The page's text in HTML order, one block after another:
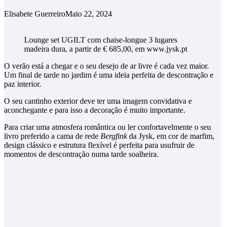
Elisabete GuerreiroMaio 22, 2024
Lounge set UGILT com chaise-longue 3 lugares
madeira dura, a partir de € 685,00, em www.jysk.pt
O verão está a chegar e o seu desejo de ar livre é cada vez maior.
Um final de tarde no jardim é uma ideia perfeita de descontração e
paz interior.
O seu cantinho exterior deve ter uma imagem convidativa e
aconchegante e para isso a decoração é muito importante.
Para criar uma atmosfera romântica ou ler confortavelmente o seu
livro preferido a cama de rede Bergfinkda Jysk, em cor de marfim,
design clássico e estrutura flexível é perfeita para usufruir de
momentos de descontração numa tarde soalheira.